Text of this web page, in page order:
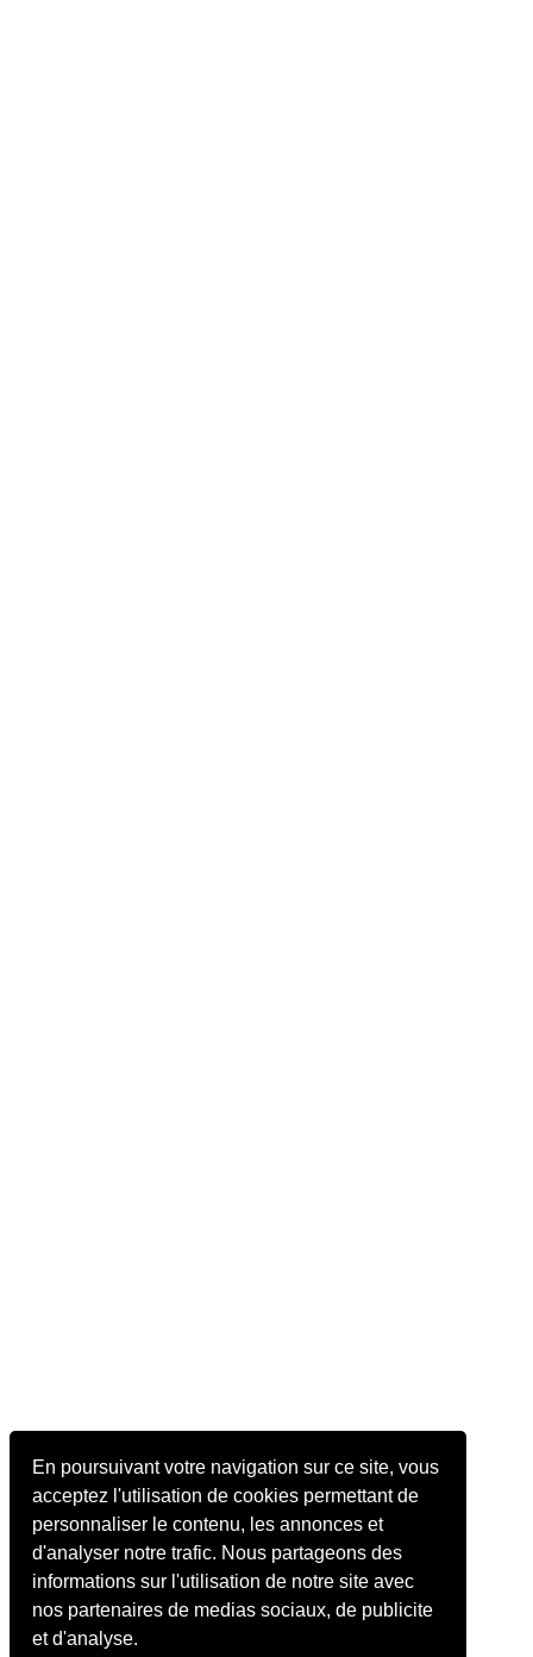
En poursuivant votre navigation sur ce site, vous
acceptez l'utilisation de cookies permettant de
personnaliser le contenu, les annonces et
d'analyser notre trafic. Nous partageons des
informations sur l'utilisation de notre site avec
nos partenaires de medias sociaux, de publicite
et d'analyse.